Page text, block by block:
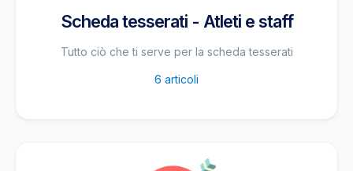
Scheda tesserati - Atleti e staff
Tutto ciò che ti serve per la scheda tesserati
6 articoli